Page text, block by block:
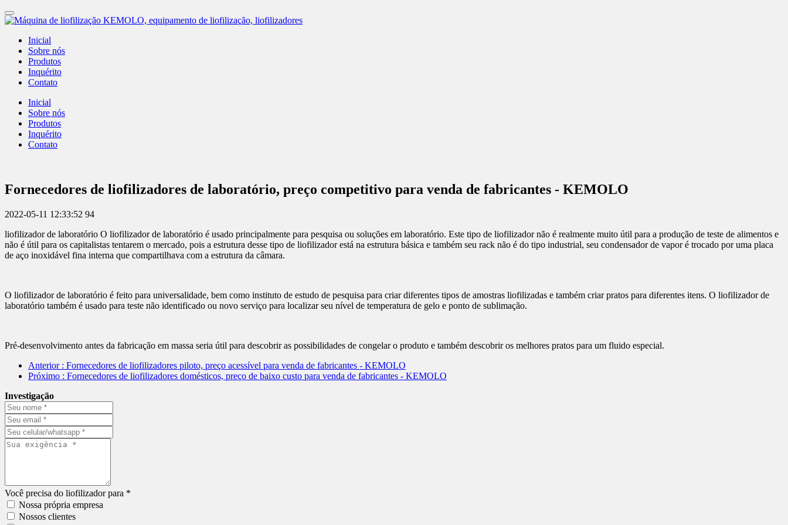
Inicial
Sobre nós
Produtos
Inquérito
Contato
Inicial
Sobre nós
Produtos
Inquérito
Contato
Fornecedores de liofilizadores de laboratório, preço competitivo para venda de fabricantes - KEMOLO
2022-05-11 12:33:52 94
liofilizador de laboratório O liofilizador de laboratório é usado principalmente para pesquisa ou soluções em laboratório. Este tipo de liofilizador não é realmente muito útil para a produção de teste de alimentos e
não é útil para os capitalistas tentarem o mercado, pois a estrutura desse tipo de liofilizador está na estrutura básica e também seu rack não é do tipo industrial, seu condensador de vapor é trocado por uma placa
de aço inoxidável fina interna que compartilhava com a estrutura da câmara.
O liofilizador de laboratório é feito para universalidade, bem como instituto de estudo de pesquisa para criar diferentes tipos de amostras liofilizadas e também criar pratos para diferentes itens. O liofilizador de
laboratório também é usado para teste não identificado ou novo serviço para localizar seu nível de temperatura de gelo e ponto de sublimação.
Pré-desenvolvimento antes da fabricação em massa seria útil para descobrir as possibilidades de congelar o produto e também descobrir os melhores pratos para um fluido especial.
Anterior : Fornecedores de liofilizadores piloto, preço acessível para venda de fabricantes - KEMOLO
Próximo : Fornecedores de liofilizadores domésticos, preço de baixo custo para venda de fabricantes - KEMOLO
Investigação
Você precisa do liofilizador para *
Nossa própria empresa
Nossos clientes